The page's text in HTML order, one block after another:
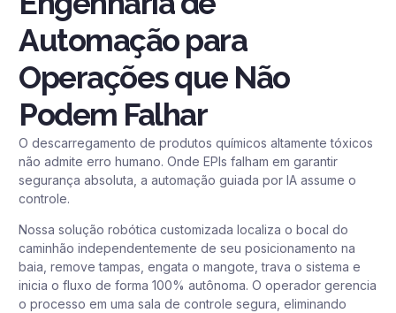
Automação para
Operações que Não
Podem Falhar
O descarregamento de produtos químicos altamente tóxicos
não admite erro humano. Onde EPIs falham em garantir
segurança absoluta, a automação guiada por IA assume o
controle.
Nossa solução robótica customizada localiza o bocal do
caminhão independentemente de seu posicionamento na
baia, remove tampas, engata o mangote, trava o sistema e
inicia o fluxo de forma 100% autônoma. O operador gerencia
o processo em uma sala de controle segura, eliminando